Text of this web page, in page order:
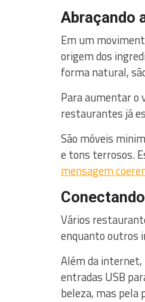
Abraçando
Em um
origem dos
forma natural,
Para aumentar o
restaurantes já
São móveis
e tons terrosos.
mensagem
Vários
enquanto outros
Além da internet,
entradas USB
beleza, mas pela